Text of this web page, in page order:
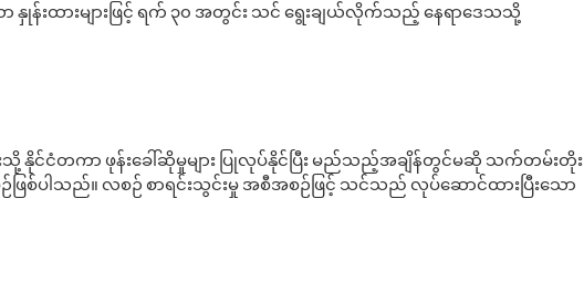
န်းထားများဖြင့် ရက် ၃၀ အတွင်း သင် ရွေးချယ်လိုက်သည့် နေရာဒေသသို့
းသို့ နိုင်ငံတကာ ဖုန်းခေါ်ဆိုမှုများ ပြုလုပ်နိုင်ပြီး မည်သည့်အချိန်တွင်မဆို သက်တမ်းတိုး
ပါသည်။ လစဉ် စာရင်းသွင်းမှု အစီအစဉ်ဖြင့် သင်သည် လုပ်ဆောင်ထားပြီးသော